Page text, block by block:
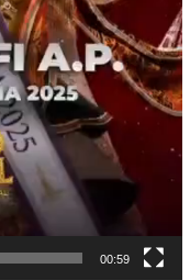
00:59